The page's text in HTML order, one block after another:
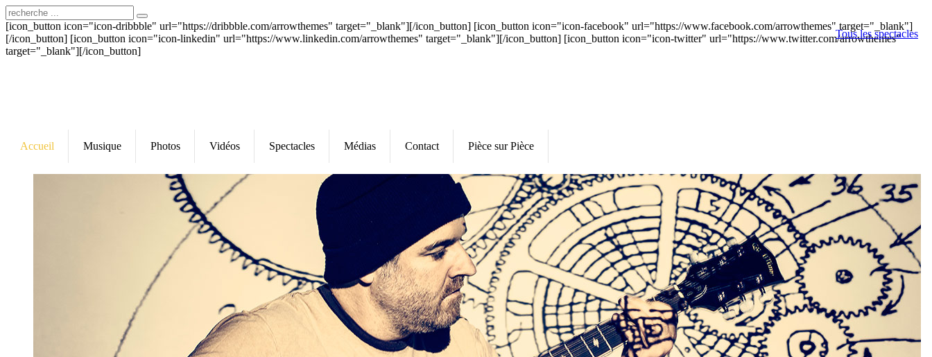
[icon_button icon="icon-dribbble" url="https://dribbble.com/arrowthemes" target="_blank"][/icon_button] [icon_button icon="icon-facebook" url="https://www.facebook.com/arrowthemes" target="_blank"]
[/icon_button] [icon_button icon="icon-linkedin" url="https://www.linkedin.com/arrowthemes" target="_blank"][/icon_button] [icon_button icon="icon-twitter" url="https://www.twitter.com/arrowthemes"
target="_blank"][/icon_button]
Accueil Musique Photos Vidéos Spectacles Médias Contact Pièce sur Pièce
Tous les spectacles